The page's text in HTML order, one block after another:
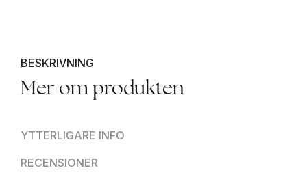
BESKRIVNING
YTTERLIGARE INFO
RECENSIONER
Mer om produkten